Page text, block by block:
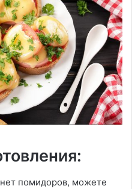
помидоров, можете